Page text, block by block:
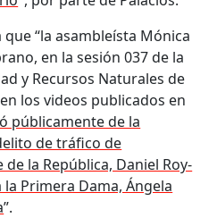
“la asambleísta Mónica
en la sesión 037 de la
y Recursos Naturales de
los videos publicados en
públicamente de la
de tráfico de
la República, Daniel Roy-
Primera Dama, Ángela
”.